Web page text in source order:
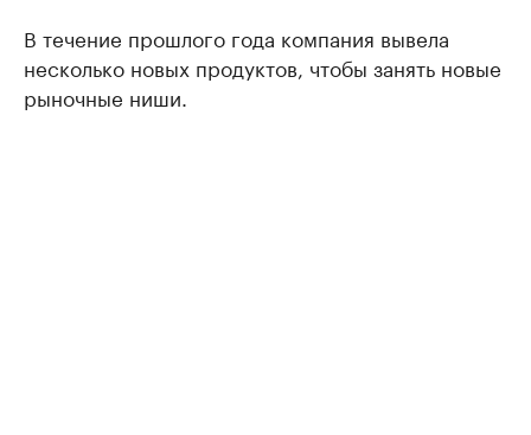
В течение прошлого года компания вывела
несколько новых продуктов, чтобы занять новые
рыночные ниши.